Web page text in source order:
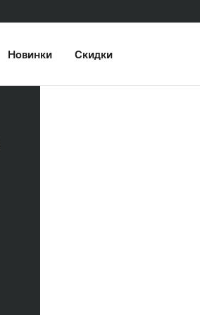
Новинки Скидки